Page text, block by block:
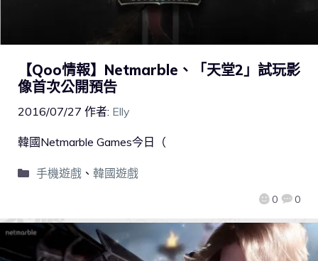
【Qoo情報】Netmarble、「天堂2」試玩影
像首次公開預告
2016/07/27 作者: Elly
0 0
韓國Netmarble Games今日（
手機遊戲、 韓國遊戲